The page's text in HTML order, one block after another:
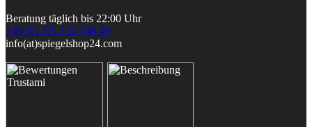
Beratung täglich bis 22:00 Uhr
+49 (0) 231 130 748 49
info(at)spiegelshop24.com